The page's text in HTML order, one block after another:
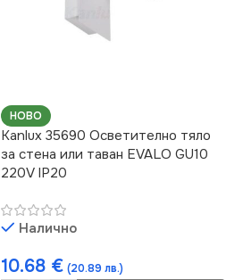
НОВО
Kanlux 35690 Осветително тяло
за стена или таван EVALO GU10
220V IP20
Налично
10.68 € (20.89 лв.)